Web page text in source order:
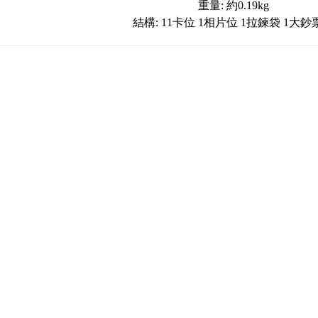
重量: 約0.19kg
結構: 11卡位 1相片位 1拉鍊袋 1大鈔